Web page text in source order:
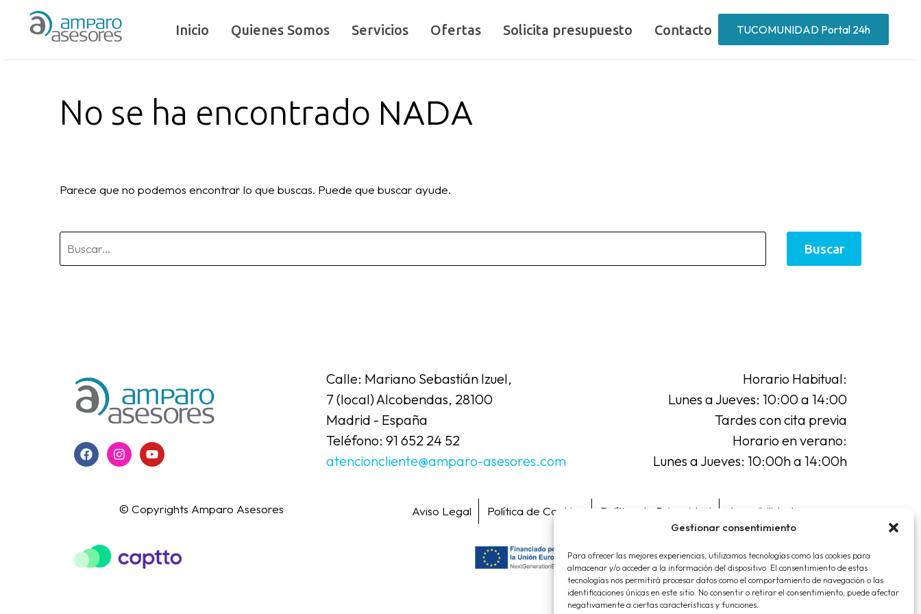
Gestionar consentimiento
Para ofrecer las mejores experiencias, utilizamos tecnologías como las cookies para
almacenar y/o acceder a la información del dispositivo. El consentimiento de estas
tecnologías nos permitirá procesar datos como el comportamiento de navegación o las
identificaciones únicas en este sitio. No consentir o retirar el consentimiento, puede afectar
negativamente a ciertas características y funciones.
Inicio Quienes Somos Servicios Ofertas Solicita presupuesto Contacto TUCOMUNIDAD Portal 24h
No se ha encontrado NADA
Parece que no podemos encontrar lo que buscas. Puede que buscar ayude.
Buscar
Calle: Mariano Sebastián Izuel,
7 (local) Alcobendas, 28100
Madrid - España
Teléfono: 91 652 24 52
atencioncliente@amparo-asesores.com
Horario Habitual:
Lunes a Jueves: 10:00 a 14:00
Tardes con cita previa
Horario en verano:
Lunes a Jueves: 10:00h a 14:00h
© Copyrights Amparo Asesores Aviso Legal Política de Cookies Política de Privacidad Accesibilidad